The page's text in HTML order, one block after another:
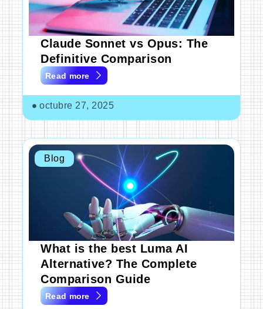
Claude Sonnet vs Opus: The
Definitive Comparison
Read more
octubre 27, 2025
Blog
What is the best Luma AI
Alternative? The Complete
Comparison Guide
Read more